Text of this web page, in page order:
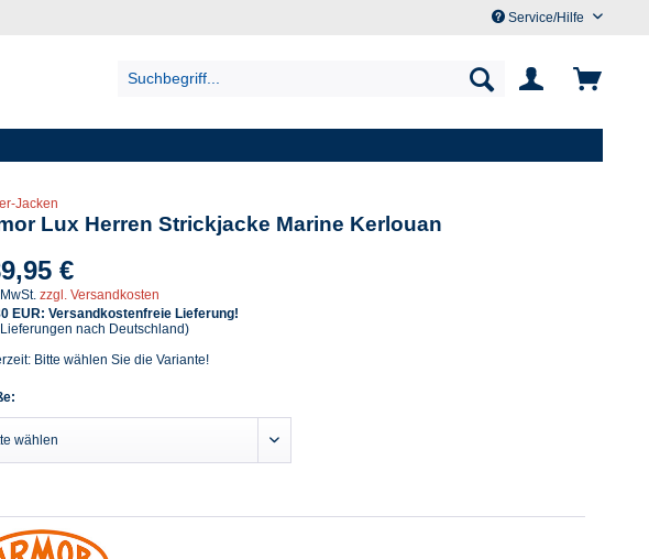
Service/Hilfe
Jacken
Lux Herren Strickjacke Marine Kerlouan
€
zzgl. Versandkosten
EUR: Versandkostenfreie Lieferung!
nach Deutschland)
Bitte wählen Sie die Variante!